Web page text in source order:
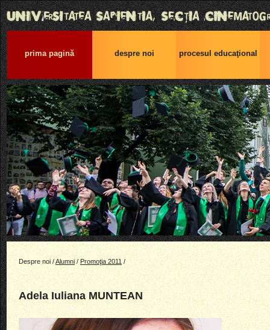
prima pagină despre noi procesul educaţional
Despre noi /Alumni/Promoţia 2011/
Adela Iuliana MUNTEAN